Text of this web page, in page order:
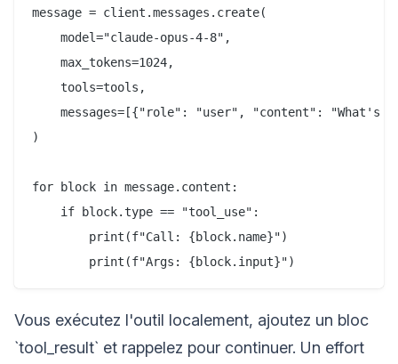
message = client.messages.create(
    model="claude-opus-4-8",
    max_tokens=1024,
    tools=tools,
messages=[{"role": "user", "content": "What's
)
for block in message.content:
    if block.type == "tool_use":
        print(f"Call: {block.name}")
Vous exécutez l'outil localement, ajoutez un bloc
`tool_result` et rappelez pour continuer. Un effort